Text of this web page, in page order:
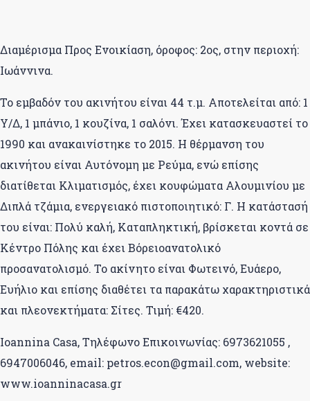
Διαμέρισμα Προς Ενοικίαση, όροφος: 2ος, στην περιοχή:
Ιωάννινα.
Το εμβαδόν του ακινήτου είναι 44 τ.μ. Αποτελείται από: 1
Υ/Δ, 1 μπάνιο, 1 κουζίνα, 1 σαλόνι. Έχει κατασκευαστεί το
1990 και ανακαινίστηκε το 2015. Η θέρμανση του
ακινήτου είναι Αυτόνομη με Ρεύμα, ενώ επίσης
διατίθεται Κλιματισμός, έχει κουφώματα Αλουμινίου με
Διπλά τζάμια, ενεργειακό πιστοποιητικό: Γ. Η κατάστασή
του είναι: Πολύ καλή, Καταπληκτική, βρίσκεται κοντά σε
Κέντρο Πόλης και έχει Βόρειοανατολικό
προσανατολισμό. Το ακίνητο είναι Φωτεινό, Ευάερο,
Ευήλιο και επίσης διαθέτει τα παρακάτω χαρακτηριστικά
και πλεονεκτήματα: Σίτες. Τιμή: €420.
Ioannina Casa, Τηλέφωνο Επικοινωνίας: 6973621055 ,
6947006046, email: petros.econ@gmail.com, website:
www.ioanninacasa.gr